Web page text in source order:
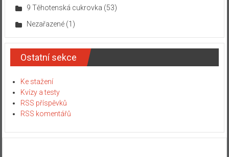
9 Těhotenská cukrovka (53)
Nezařazené(1)
Ostatní sekce
Ke stažení
Kvízy a testy
RSS příspěvků
RSS komentářů